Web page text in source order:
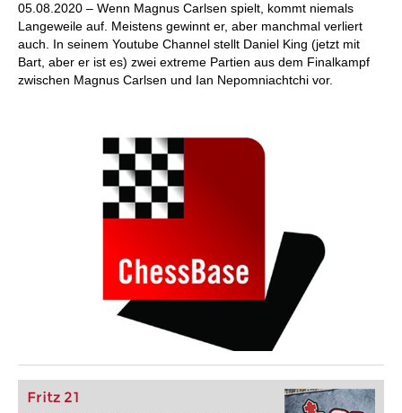
05.08.2020 – Wenn Magnus Carlsen spielt, kommt niemals
Langeweile auf. Meistens gewinnt er, aber manchmal verliert
auch. In seinem Youtube Channel stellt Daniel King (jetzt mit
Bart, aber er ist es) zwei extreme Partien aus dem Finalkampf
zwischen Magnus Carlsen und Ian Nepomniachtchi vor.
Fritz 21